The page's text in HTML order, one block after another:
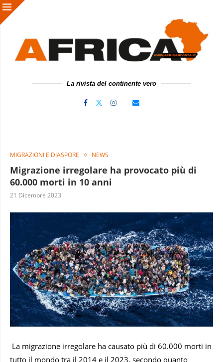
La rivista del continente vero
MIGRAZIONI E DIASPORE NEWS
Migrazione irregolare ha provocato più di
60.000 morti in 10 anni
21 Dicembre 2023
La migrazione irregolare ha causato più di 60.000 morti in
tutto il mondo tra il 2014 e il 2023, secondo quanto